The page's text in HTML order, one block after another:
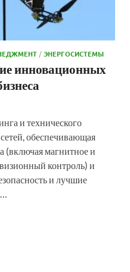
/ЭНЕРГОСИСТЕМЫ
инновационных
и технического
обеспечивающая
(включая магнитное и
контроль) и
и лучшие
…